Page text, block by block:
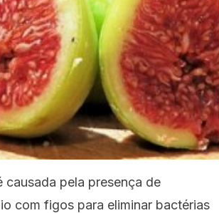
pela presença de
com figos para eliminar bactérias